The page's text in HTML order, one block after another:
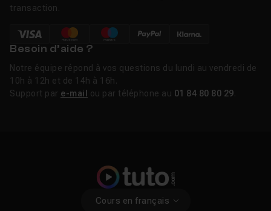
transaction.
Besoin d’aide ?
Notre équipe répond à vos questions du lundi au vendredi de
10h à 12h et de 14h à 16h.
Support par e-mail ou par téléphone au 01 84 80 80 29
Cours en français